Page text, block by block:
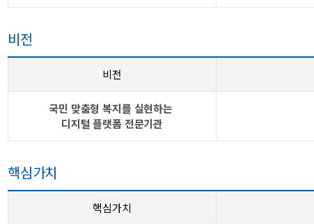
비전
비전
국민 맞춤형 복지를 실현하는
디지털 플랫폼 전문기관
핵심가치
핵심가치